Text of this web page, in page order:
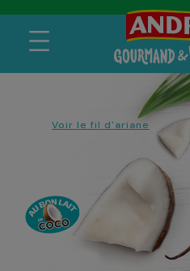
Voir le fil d'ariane